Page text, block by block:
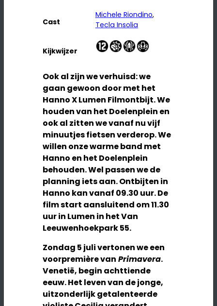
Cast
Michele Riondino,
Tecla Insolia
Kijkwijzer
Ook al zijn we verhuisd: we
gaan gewoon door met het
Hanno X Lumen Filmontbijt. We
houden van het Doelenplein en
ook al zitten we vanaf nu vijf
minuutjes fietsen verderop. We
willen onze warme band met
Hanno en het Doelenplein
behouden. Wel passen we de
planning iets aan. Ontbijten in
Hanno kan vanaf 09.30 uur. De
film start aansluitend om 11.30
uur in Lumen in het Van
Leeuwenhoekpark 55.
Zondag 5 juli vertonen we een
voorpremière van Primavera.
Venetië, begin achttiende
eeuw. Het leven van de jonge,
uitzonderlijk getalenteerde